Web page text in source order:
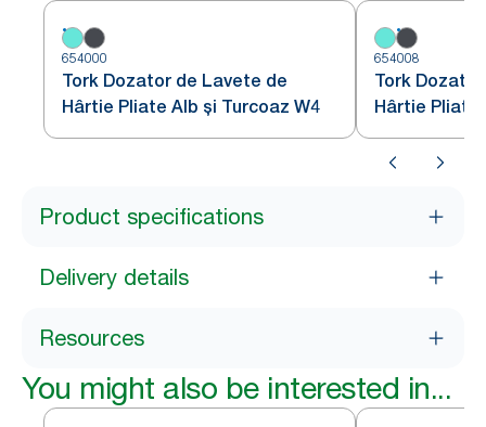
654000
Tork Dozator de Lavete de
Hârtie Pliate Alb și Turcoaz W4
654008
Tork
Hârtie Pliate
Product specifications
Delivery details
Resources
You might also be interested in...